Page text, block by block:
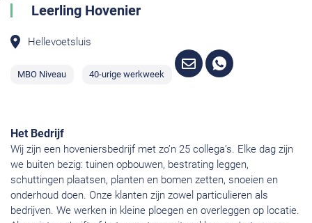
Leerling Hovenier
Hellevoetsluis
MBO Niveau 40-urige werkweek
Het Bedrijf
Wij zijn een hoveniersbedrijf met zo’n 25 collega’s. Elke dag zijn
we buiten bezig: tuinen opbouwen, bestrating leggen,
schuttingen plaatsen, planten en bomen zetten, snoeien en
onderhoud doen. Onze klanten zijn zowel particulieren als
bedrijven. We werken in kleine ploegen en overleggen op locatie.